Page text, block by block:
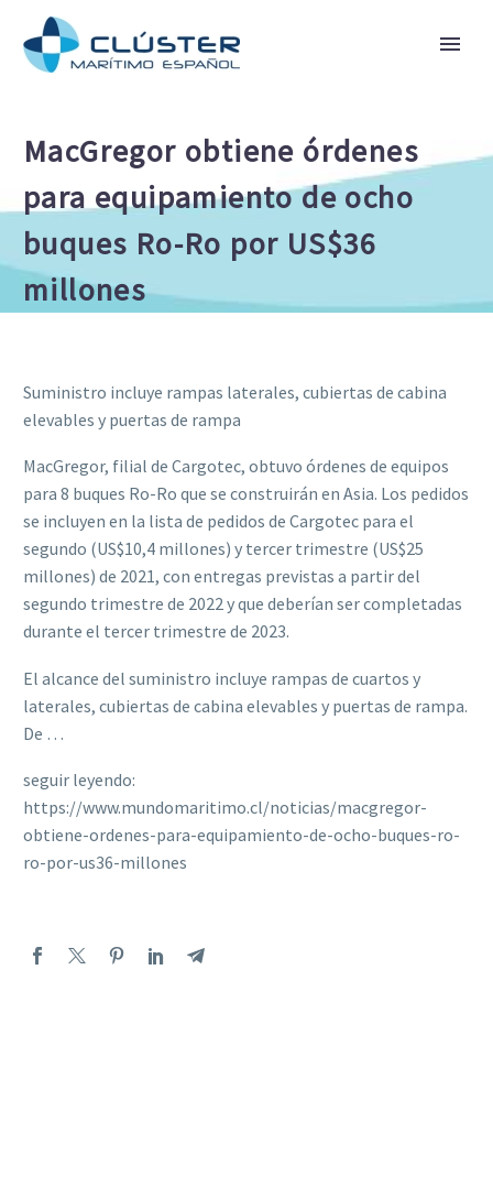
MacGregor obtiene órdenes
para equipamiento de ocho
buques Ro-Ro por US$36
millones
Suministro incluye rampas laterales, cubiertas de cabina
elevables y puertas de rampa
MacGregor, filial de Cargotec, obtuvo órdenes de equipos
para 8 buques Ro-Ro que se construirán en Asia. Los pedidos
se incluyen en la lista de pedidos de Cargotec para el
segundo (US$10,4 millones) y tercer trimestre (US$25
millones) de 2021, con entregas previstas a partir del
segundo trimestre de 2022 y que deberían ser completadas
durante el tercer trimestre de 2023.
El alcance del suministro incluye rampas de cuartos y
laterales, cubiertas de cabina elevables y puertas de rampa.
De …
seguir leyendo:
https://www.mundomaritimo.cl/noticias/macgregor-
obtiene-ordenes-para-equipamiento-de-ocho-buques-ro-
ro-por-us36-millones